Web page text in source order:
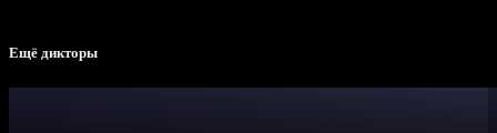
Ещё дикторы